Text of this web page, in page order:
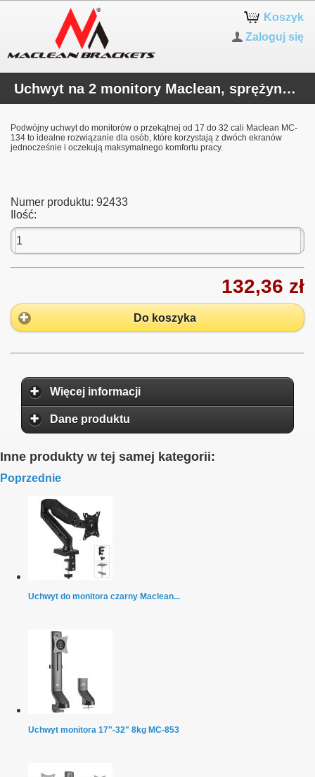
Koszyk
Zaloguj się
Uchwyt na 2 monitory Maclean, sprężyna gazowa, 17"-32", 2-10kg, czarny, MC-134
Podwójny uchwyt do monitorów o przekątnej od 17 do 32 cali Maclean MC-
134 to idealne rozwiązanie dla osób, które korzystają z dwóch ekranów
jednocześnie i oczekują maksymalnego komfortu pracy.
Numer produktu: 92433
Ilość:
132,36 zł
Do koszyka
Więcej informacji
Dane produktu
Inne produkty w tej samej kategorii:
Poprzednie
Uchwyt do monitora czarny Maclean...
Uchwyt monitora 17"-32" 8kg MC-853